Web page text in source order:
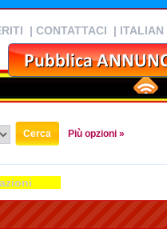
| CONTATTACI | ITALIAN
Più opzioni »